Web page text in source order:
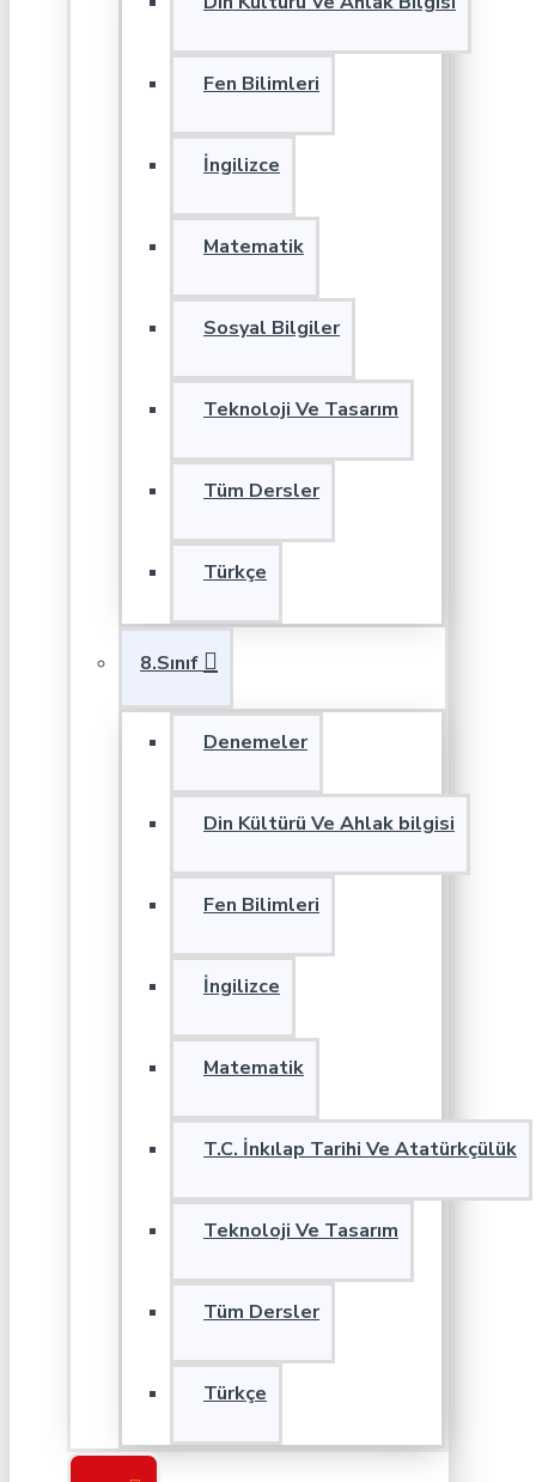
Fen Bilimleri
İngilizce
Matematik
Sosyal Bilgiler
Teknoloji Ve Tasarım
Tüm Dersler
Türkçe
8.Sınıf
Denemeler
Din Kültürü Ve Ahlak bilgisi
Fen Bilimleri
İngilizce
Matematik
T.C. İnkılap Tarihi Ve Atatürkçülük
Teknoloji Ve Tasarım
Tüm Dersler
Türkçe